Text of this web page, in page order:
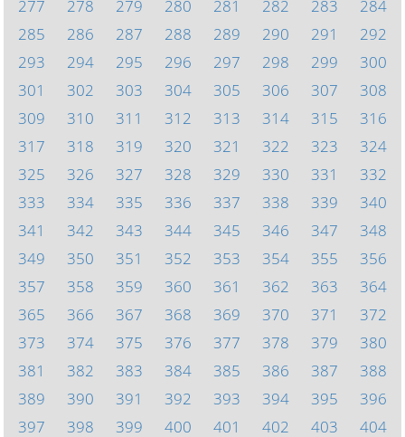
277
278 279 280 281 282 283
284
285
286 287 288 289 290 291
292
293
294 295 296 297 298 299
300
301
302 303 304 305 306 307
308
309
310 311 312 313 314 315
316
317
318 319 320 321 322 323
324
325
326 327 328 329 330 331
332
333
334 335 336 337 338 339
340
341
342 343 344 345 346 347
348
349
350 351 352 353 354 355
356
357
358 359 360 361 362 363
364
365
366 367 368 369 370 371
372
373
374 375 376 377 378 379
380
381
382 383 384 385 386 387
388
389
390 391 392 393 394 395
396
397
398 399 400 401 402 403 404